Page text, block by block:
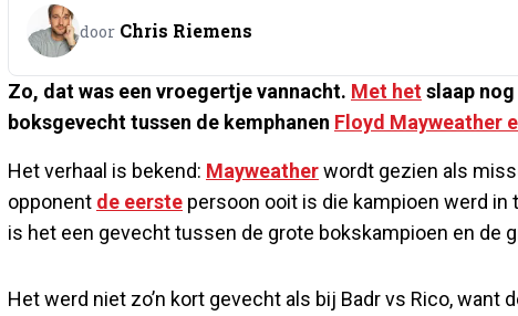
door Chris Riemens
Zo, dat was een vroegertje vannacht. Met hetslaap
boksgevecht tussen de kemphanen Floyd Mayweather
Het verhaal is bekend: Mayweatherwordt gezien als
opponent de eerste persoon ooit is die kampioen werd in
is het een gevecht tussen de grote bokskampioen en de
Het werd niet zo’n kort gevecht als bij Badr vs Rico, want